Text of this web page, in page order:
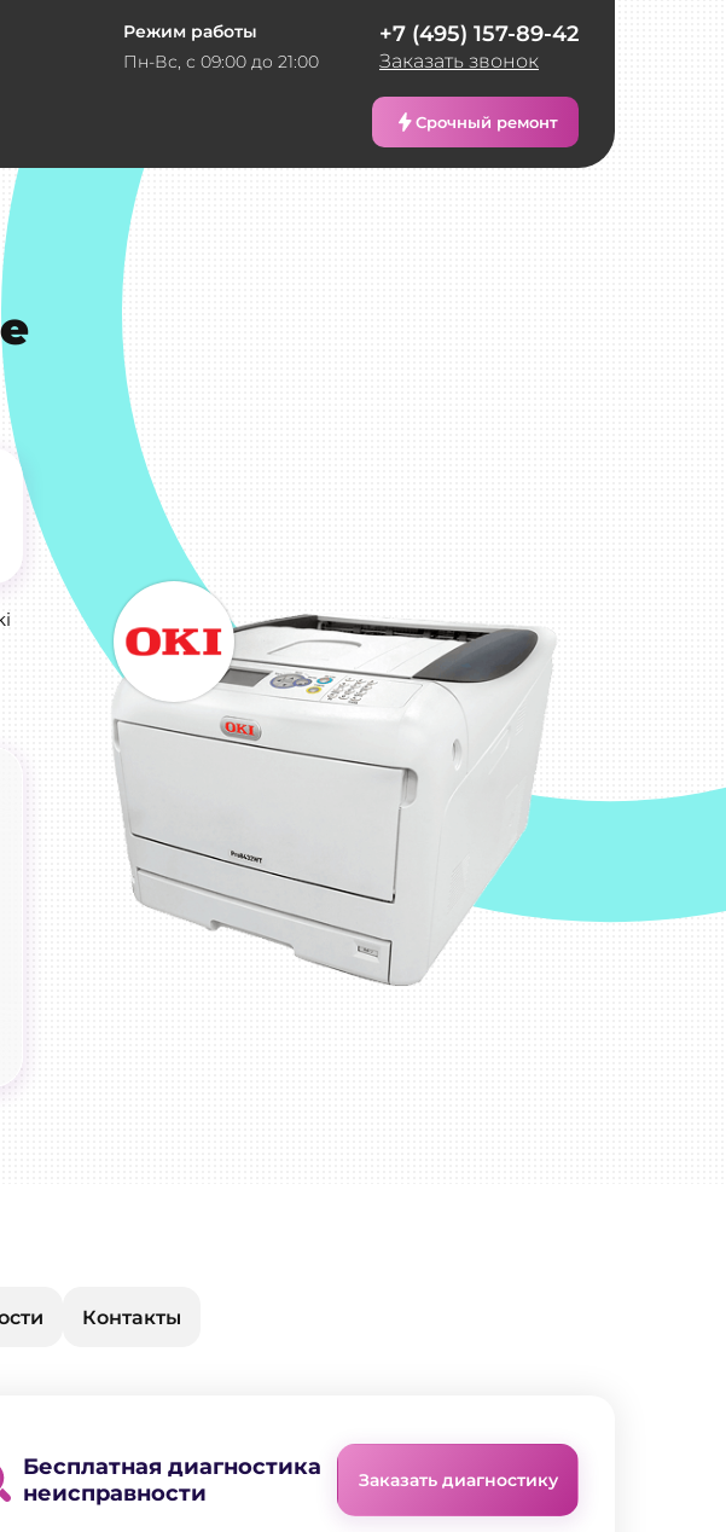
Режим работы
Пн-Вс, с 09:00 до 21:00
+7 (495) 157-89-42
Заказать звонок
Срочный ремонт
Контакты
Бесплатная диагностика
неисправности
Заказать диагностику